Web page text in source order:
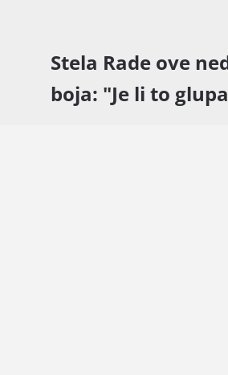
Stela Rade ove
boja: "Je li to